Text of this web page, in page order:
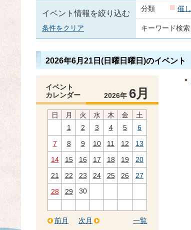
イベント情報を絞り込む
条件をクリア
分類 催し
キーワード検索
2026年6月21日(日曜日曜日)のイベント
イベント
カレンダー
2026年 6月
日 月 火 水 木 金
土
1
2 3 4 5
6
7
8 9 10 11 12
13
14
15 16 17 18 19
20
21
22 23 24 25 26
27
28
29 30
前月 一覧
次月